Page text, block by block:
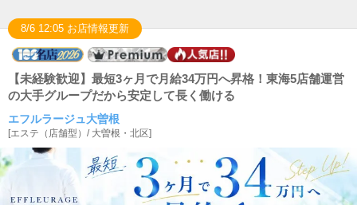
8/6 12:05 お店情報更新
【未経験歓迎】最短3ヶ月で月給34万円へ昇格！東海5店舗運営
の大手グループだから安定して長く働ける
エフルラージュ大曽根
[エステ（店舗型） / 大曽根・北区]